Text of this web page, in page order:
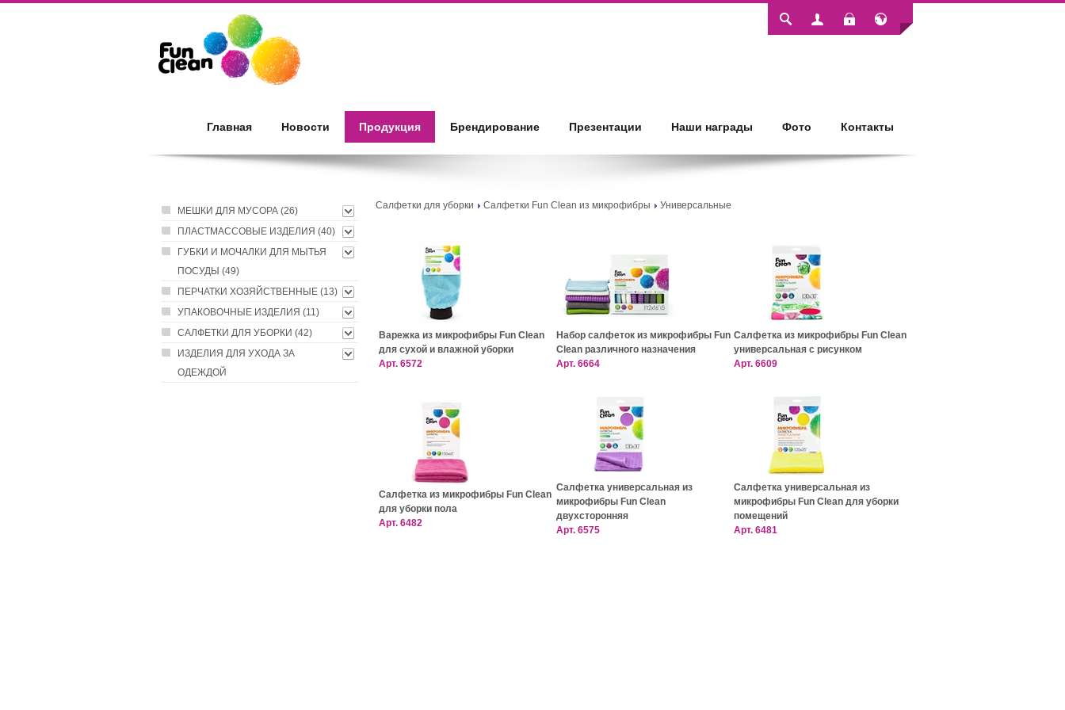
Login
Главная Новости Продукция Брендирование Презентации Наши награды Фото Контакты
МЕШКИ ДЛЯ МУСОРА (26)
ПЛАСТМАССОВЫЕ ИЗДЕЛИЯ (40)
ГУБКИ И МОЧАЛКИ ДЛЯ МЫТЬЯ
ПОСУДЫ (49)
ПЕРЧАТКИ ХОЗЯЙСТВЕННЫЕ (13)
УПАКОВОЧНЫЕ ИЗДЕЛИЯ (11)
САЛФЕТКИ ДЛЯ УБОРКИ (42)
ИЗДЕЛИЯ ДЛЯ УХОДА ЗА
ОДЕЖДОЙ
Салфетки для уборки Салфетки Fun Clean из микрофибры Универсальные
Варежка из микрофибры Fun Clean
для сухой и влажной уборки
Арт. 6572
Набор салфеток из микрофибры Fun
Clean различного назначения
Арт. 6664
Салфетка из микрофибры Fun Clean
универсальная с рисунком
Арт. 6609
Салфетка из микрофибры Fun Clean
для уборки пола
Арт. 6482
Салфетка универсальная из
микрофибры Fun Clean
двухсторонняя
Арт. 6575
Салфетка универсальная из
микрофибры Fun Clean для уборки
помещений
Арт. 6481